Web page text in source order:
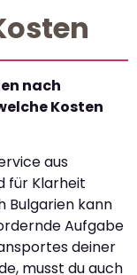
nach
Kosten
aus
für Klarheit
Bulgarien kann
Aufgabe
deiner
musst du auch